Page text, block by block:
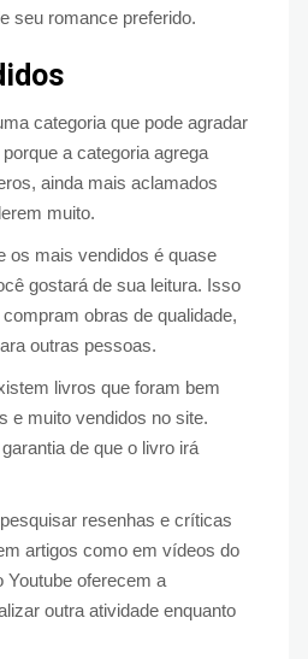
seu romance preferido.
categoria que pode agradar
a categoria agrega
ainda mais aclamados
muito.
os mais vendidos é quase
gostará de sua leitura. Isso
obras de qualidade,
outras pessoas.
livros que foram bem
e muito vendidos no site.
de que o livro irá
resenhas e críticas
artigos como em vídeos do
Youtube oferecem a
outra atividade enquanto